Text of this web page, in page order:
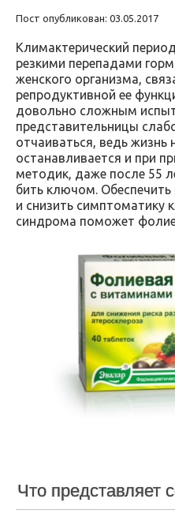
Пост опубликован: 03.05.2017
Климактерический
резкими перепадами
женского организма,
репродуктивной ее
довольно сложным
представительницы
отчаиваться, ведь жизнь
останавливается и при
методик, даже после 55
бить ключом.
и снизить симптоматику
синдрома поможет
Что представляет